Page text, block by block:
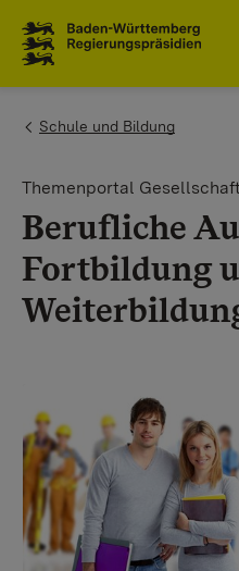
You are here:
Schule und Bildung
Themenportal Gesellschaft
Berufliche
Fortbildung